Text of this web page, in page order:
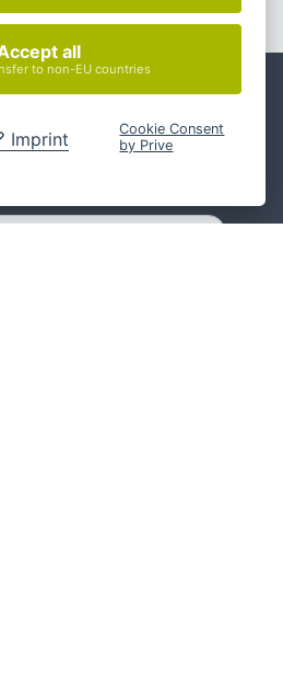
abonnieren
all
to non-EU countries
Imprint
Cookie Consent
by Prive